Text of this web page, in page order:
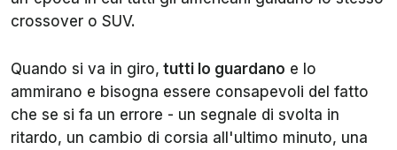
crossover o SUV.
Quando si va in giro, tutti lo guardano e lo
ammirano e bisogna essere consapevoli del fatto
che se si fa un errore - un segnale di svolta in
ritardo, un cambio di corsia all'ultimo minuto, una